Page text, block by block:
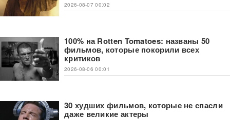
2026-08-07 00:02
100% на Rotten Tomatoes: названы 50
фильмов, которые покорили всех
критиков
2026-08-06 00:01
30 худших фильмов, которые не спасли
даже великие актеры